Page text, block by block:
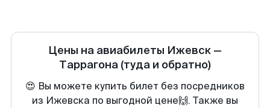
Цены на авиабилеты Ижевск —
Таррагона (туда и обратно)
😍 Вы можете купить билет без посредников
из Ижевска по выгодной цене🙌. Также вы